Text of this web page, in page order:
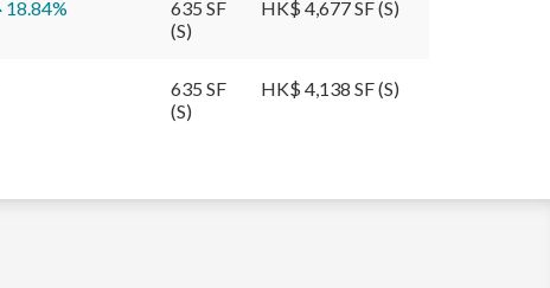
18.84%
635 SF
(S)
HK$ 4,677 SF (S)
635 SF
(S)
HK$ 4,138 SF (S)